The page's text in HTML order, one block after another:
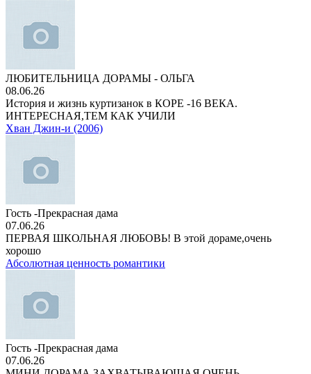
ЛЮБИТЕЛЬНИЦА ДОРАМЫ - ОЛЬГА
08.06.26
История и жизнь куртизанок в КОРЕ -16 ВЕКА.
ИНТЕРЕСНАЯ,ТЕМ КАК УЧИЛИ
Хван Джин-и (2006)
Гость -Прекрасная дама
07.06.26
ПЕРВАЯ ШКОЛЬНАЯ ЛЮБОВЬ! В этой дораме,очень
хорошо
Абсолютная ценность романтики
Гость -Прекрасная дама
07.06.26